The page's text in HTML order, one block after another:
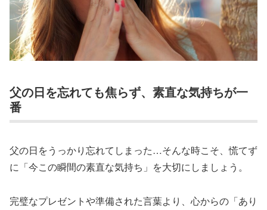
父の日を忘れても焦らず、素直な気持ちが一
番
父の日をうっかり忘れてしまった…そんな時こそ、慌てず
に「今この瞬間の素直な気持ち」を大切にしましょう。
完璧なプレゼントや準備された言葉より、心からの「あり